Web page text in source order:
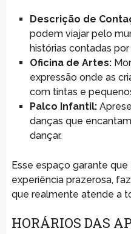
Descrição de
podem viajar pelo
histórias contadas por
Oficina de Artes:
expressão onde as
com tintas e
Palco Infantil:
danças que
dançar.
Esse espaço garante
experiência prazerosa,
que realmente atende a
HORÁRIOS DAS